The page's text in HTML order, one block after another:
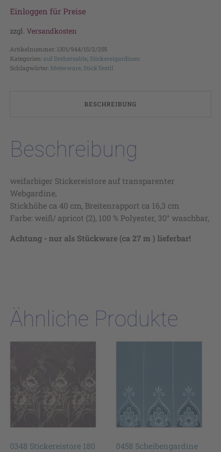
Einloggen für Preise
zzgl. Versandkosten
Artikelnummer: 1301/944/1S/2/255
Kategorien: auf Drehersable Stickereigardinen
Schlagwörter: Meterware StickTextil
BESCHREIBUNG
Beschreibung
weifarbiger Stickereistore auf transparenter
Webgardine,
Stickhöhe ca 40 cm, Breitenrapport ca 16,3 cm
Farbe: weiß/ apricot (2), 100 % Polyester, 30° waschbar,
Achtung - nur als Stückware (ca 27 m ) lieferbar!
Ähnliche Produkte
0348 Stickereistore 180
0458 Scheibengardine